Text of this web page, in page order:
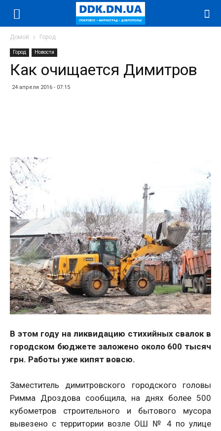
Домой Город
Город Новости
Как очищается Димитров
24 апреля 2016 - 07:15
В этом году на ликвидацию стихийных свалок в
городском бюджете заложено около 600 тысяч
грн. Работы уже кипят вовсю.
Заместитель димитровского городского головы
Римма Дроздова сообщила, на днях более 500
кубометров строительного и бытового мусора
вывезено с территории возле ОШ № 4 по улице